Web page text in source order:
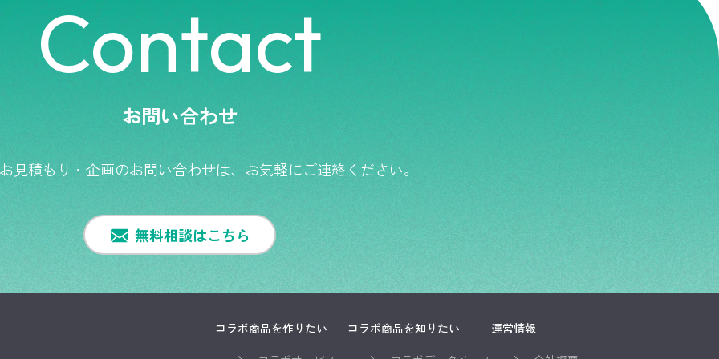
Contact
お問い合わせ
見積もり・企画のお問い合わせは、 お気軽にご連絡ください。
無料相談はこちら
コラボ商品を作りたい
コラボ商品を知りたい
運営情報